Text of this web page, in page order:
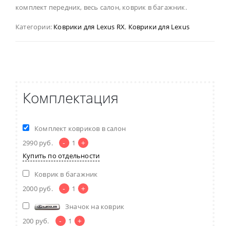
комплект передних, весь салон, коврик в багажник.
Категории: Коврики для Lexus RX, Коврики для Lexus
Комплектация
Комплект ковриков в салон
2990 руб. - 1 +
Купить по отдельности
Коврик в багажник
2000 руб. - 1 +
Значок на коврик
200 руб. - 1 +